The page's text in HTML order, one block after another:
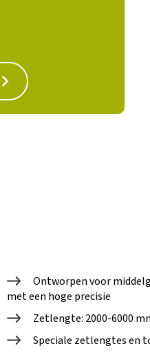
Ontworpen voor
met een hoge precisie
Zetlengte: 2000-6000
Speciale zetlengtes en